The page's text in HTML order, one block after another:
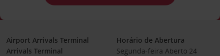
Airport Arrivals Terminal
Arrivals Terminal
Horário de Abertura
Segunda-feira Aberto 24